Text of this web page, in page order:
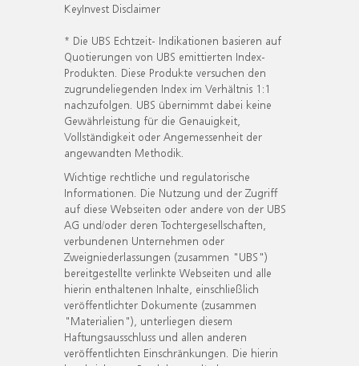
KeyInvest Disclaimer
* Die UBS Echtzeit- Indikationen basieren auf
Quotierungen von UBS emittierten Index-
Produkten. Diese Produkte versuchen den
zugrundeliegenden Index im Verhältnis 1:1
nachzufolgen. UBS übernimmt dabei keine
Gewährleistung für die Genauigkeit,
Vollständigkeit oder Angemessenheit der
angewandten Methodik.
Wichtige rechtliche und regulatorische
Informationen. Die Nutzung und der Zugriff
auf diese Webseiten oder andere von der UBS
AG und/oder deren Tochtergesellschaften,
verbundenen Unternehmen oder
Zweigniederlassungen (zusammen "UBS")
bereitgestellte verlinkte Webseiten und alle
hierin enthaltenen Inhalte, einschließlich
veröffentlichter Dokumente (zusammen
"Materialien"), unterliegen diesem
Haftungsausschluss und allen anderen
veröffentlichten Einschränkungen. Die hierin